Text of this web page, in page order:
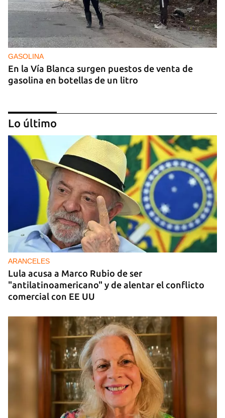
GASOLINA
En la Vía Blanca surgen puestos de venta de
gasolina en botellas de un litro
DONACIONES
China entrega otros 5.000 sistemas fotovoltaicos
para zonas rurales de Cuba
Lo último
ARANCELES
Lula acusa a Marco Rubio de ser
"antilatinoamericano" y de alentar el conflicto
comercial con EE UU